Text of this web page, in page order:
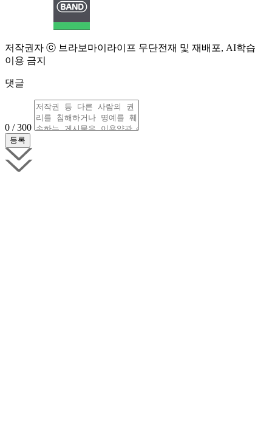
저작권자 ⓒ 브라보마이라이프 무단전재 및 재배포, AI학습
이용 금지
댓글
0 / 300